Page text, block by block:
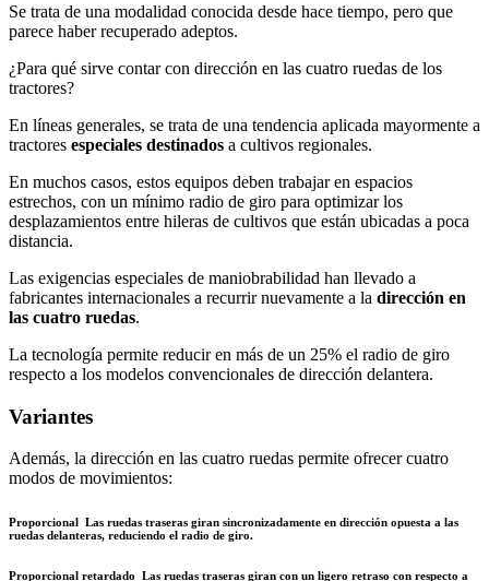
Se trata de una modalidad conocida desde hace tiempo, pero que
parece haber recuperado adeptos.
¿Para qué sirve contar con dirección en las cuatro ruedas de los
tractores?
En líneas generales, se trata de una tendencia aplicada mayormente a
tractores especiales destinados a cultivos regionales.
En muchos casos, estos equipos deben trabajar en espacios
estrechos, con un mínimo radio de giro para optimizar los
desplazamientos entre hileras de cultivos que están ubicadas a poca
distancia.
Las exigencias especiales de maniobrabilidad han llevado a
fabricantes internacionales a recurrir nuevamente a la dirección en
las cuatro ruedas.
La tecnología permite reducir en más de un 25% el radio de giro
respecto a los modelos convencionales de dirección delantera.
Variantes
Además, la dirección en las cuatro ruedas permite ofrecer cuatro
modos de movimientos:
Proporcional
Las ruedas traseras giran sincronizadamente en dirección opuesta a las
ruedas delanteras, reduciendo el radio de giro.
Proporcional retardado Las ruedas traseras giran con un ligero retraso con respecto a